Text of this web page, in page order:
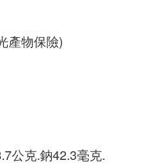
產物保險)
公克.鈉42.3毫克.